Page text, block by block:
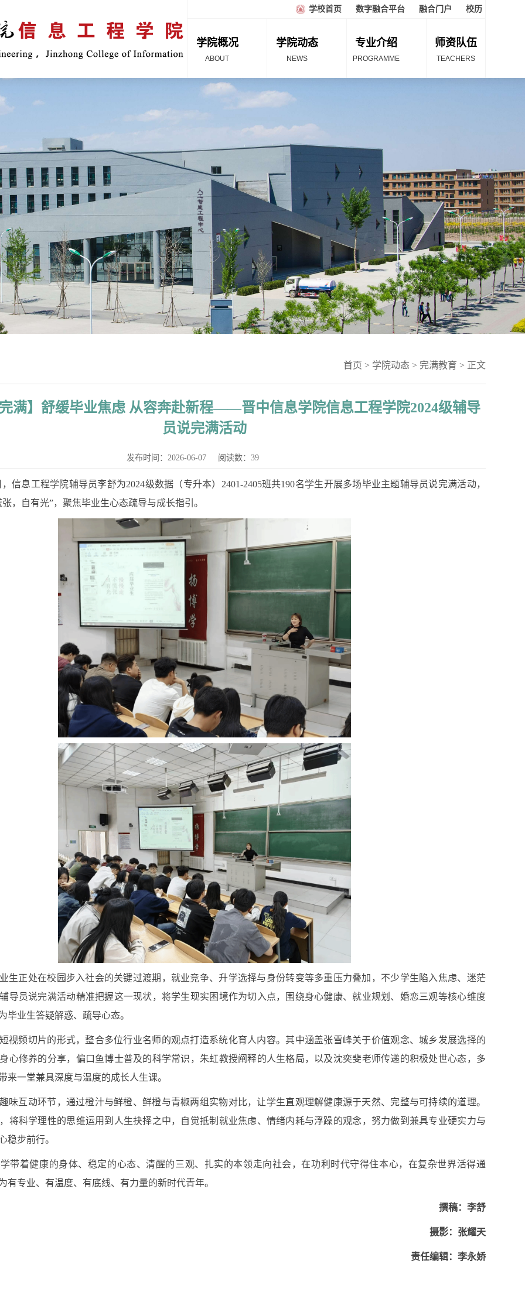
学校首页 数字融合平台 融合门户 校历
学院概况
ABOUT
学院动态
NEWS
专业介绍
PROGRAMME
师资队伍
TEACHERS
首页 > 学院动态> 完满教育 > 正文
满】舒缓毕业焦虑 从容奔赴新程——晋中信息学院信息工程学院2024级辅导
员说完满活动
发布时间：2026-06-07 阅读数： 39
，信息工程学院辅导员李舒为2024级数据（专升本）2401-2405班共190名学生开展多场毕业主题辅导员说完满活动，
，自有光”，聚焦毕业生心态疏导与成长指引。
生正处在校园步入社会的关键过渡期，就业竞争、升学选择与身份转变等多重压力叠加，不少学生陷入焦虑、迷茫
导员说完满活动精准把握这一现状，将学生现实困境作为切入点，围绕身心健康、就业规划、婚恋三观等核心维度
毕业生答疑解惑、疏导心态。
视频切片的形式，整合多位行业名师的观点打造系统化育人内容。其中涵盖张雪峰关于价值观念、城乡发展选择的
心修养的分享，偏口鱼博士普及的科学常识，朱虹教授阐释的人生格局，以及沈奕斐老师传递的积极处世心态，多
来一堂兼具深度与温度的成长人生课。
味互动环节，通过橙汁与鲜橙、鲜橙与青椒两组实物对比，让学生直观理解健康源于天然、完整与可持续的道理。
将科学理性的思维运用到人生抉择之中，自觉抵制就业焦虑、情绪内耗与浮躁的观念，努力做到兼具专业硬实力与
稳步前行。
带着健康的身体、稳定的心态、清醒的三观、扎实的本领走向社会，在功利时代守得住本心，在复杂世界活得通
有专业、有温度、有底线、有力量的新时代青年。
撰稿： 李舒
摄影： 张耀天
责任编辑： 李永娇